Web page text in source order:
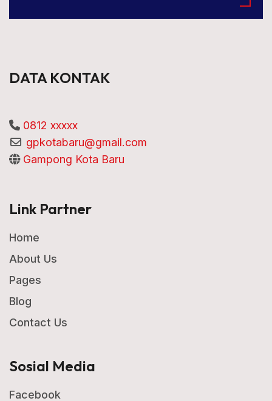
DATA KONTAK
0812 xxxxx
gpkotabaru@gmail.com
Gampong Kota Baru
Link Partner
Home
About Us
Pages
Blog
Contact Us
Sosial Media
Facebook